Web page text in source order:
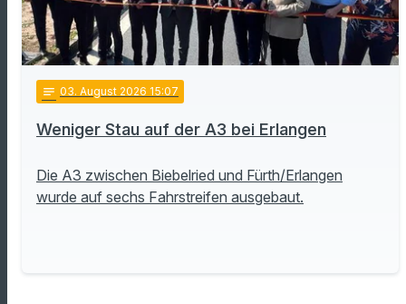
notes 03. August 2026 15:07
Weniger Stau auf der A3 bei Erlangen
Die A3 zwischen Biebelried und Fürth/Erlangen
wurde auf sechs Fahrstreifen ausgebaut.